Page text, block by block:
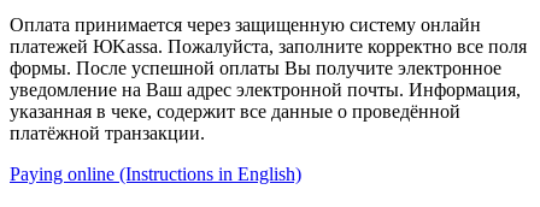
Оплата принимается через защищенную систему онлайн
платежей ЮKassa. Пожалуйста, заполните корректно все поля
формы. После успешной оплаты Вы получите электронное
уведомление на Ваш адрес электронной почты. Информация,
указанная в чеке, содержит все данные о проведённой
платёжной транзакции.
Paying online (Instructions in English)